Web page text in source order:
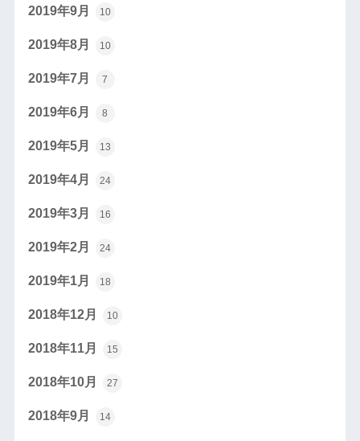
2019年9月 10
2019年8月 10
2019年7月 7
2019年6月 8
2019年5月 13
2019年4月 24
2019年3月 16
2019年2月 24
2019年1月 18
2018年12月 10
2018年11月 15
2018年10月 27
2018年9月 14